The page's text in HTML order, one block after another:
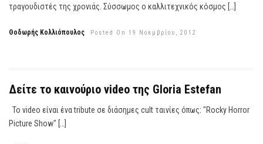
τραγουδιστές της χρονιάς. Σύσσωμος ο καλλιτεχνικός κόσμος […]
Θοδωρής Κολλιόπουλος Posted On 19 Νοεμβρίου, 2012
Δείτε το καινούριο video της Gloria Estefan
Το video είναι ένα tribute σε διάσημες cult ταινίες όπως: "Rocky Horror
Picture Show" […]